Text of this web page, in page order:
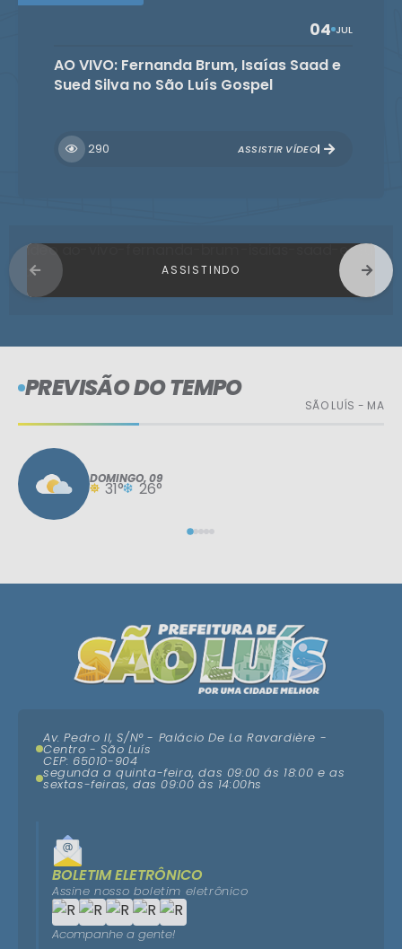
04 JUL
AO VIVO: Fernanda Brum, Isaías Saad e
Sued Silva no São Luís Gospel
290 ASSISTIR VÍDEO
PREVISÃO DO TEMPO
SÃO LUÍS - MA
DOMINGO 09
31° 26°
Av. Pedro II, S/N° - Palácio De La Ravardière -
Centro - São Luís
CEP: 65010-904
segunda a quinta-feira, das 09:00 ás 18:00 e as
sextas-feiras, das 09:00 às 14:00hs
BOLETIM ELETRÔNICO
Assine nosso boletim eletrônico
Acompanhe a gente!